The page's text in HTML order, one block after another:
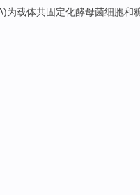
)为载体共固定化酵母菌细胞和